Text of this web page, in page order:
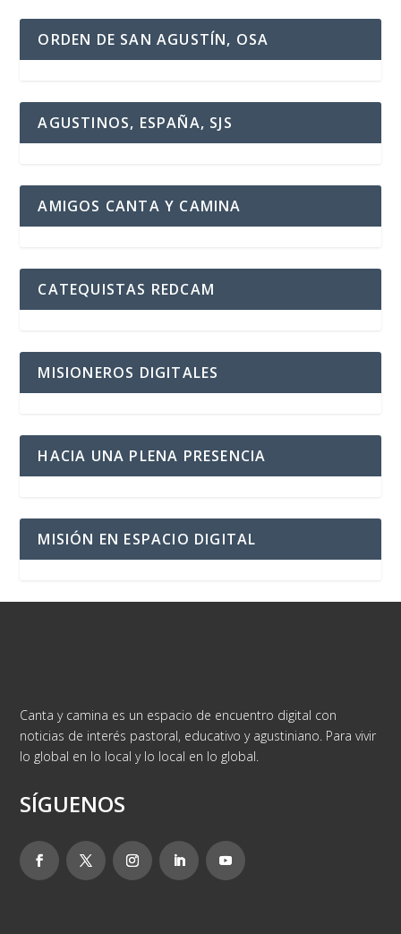
ORDEN DE SAN AGUSTÍN, OSA
AGUSTINOS, ESPAÑA, SJS
AMIGOS CANTA Y CAMINA
CATEQUISTAS REDCAM
MISIONEROS DIGITALES
HACIA UNA PLENA PRESENCIA
MISIÓN EN ESPACIO DIGITAL
Canta y camina es un espacio de encuentro digital con
noticias de interés pastoral, educativo y agustiniano. Para vivir
lo global en lo local y lo local en lo global.
SÍGUENOS